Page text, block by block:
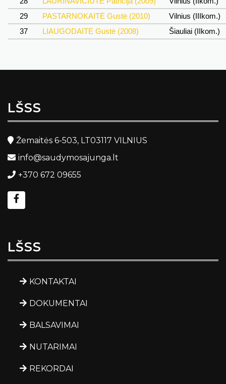
29
PASTARNOKAITĖ Gustė (2010)
Vilnius (IIIkom.)
37
LIAUGODAITĖ Gustė (2008) Šiauliai (IIkom.)
LŠSS
Žemaitės 6-503, LT03117 VILNIUS
info@saudymosajunga.lt
+370 672 09655
LŠSS
KONTAKTAI
DOKUMENTAI
BALSAVIMAI
NUTARIMAI
REKORDAI